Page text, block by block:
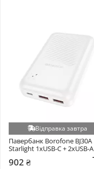
Відправка завтра
Павербанк Borofone BJ30A
Starlight 1xUSB-C + 2xUSB-A
902 ₴